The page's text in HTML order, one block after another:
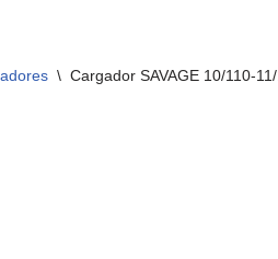
\ Cargador SAVAGE 10/110-